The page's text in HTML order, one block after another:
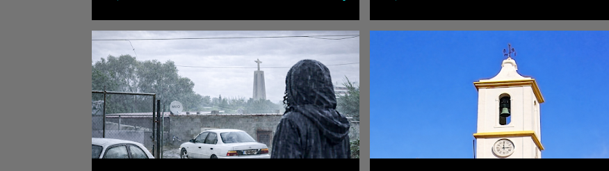
#ALMADA #BAIRROSILEGAIS #CRISEHABICIONAL +2 #ECONOMIALOCAL